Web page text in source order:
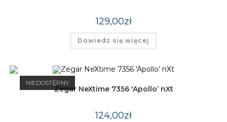
129,00zł
Dowiedz się więcej
NIEDOSTĘPNY
Zegar NeXtime 7356 'Apollo’ nXt
124,00zł